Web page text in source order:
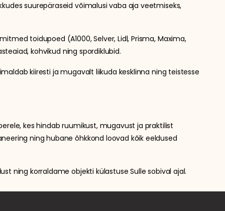
suurepäraseid võimalusi vaba aja veetmiseks,
toidupoed (A1000, Selver, Lidl, Prisma, Maxima,
kohvikud ning spordiklubid.
kiiresti ja mugavalt liikuda kesklinna ning teistesse
kes hindab ruumikust, mugavust ja praktilist
ning hubane õhkkond loovad kõik eeldused
ning korraldame objekti külastuse Sulle sobival ajal.